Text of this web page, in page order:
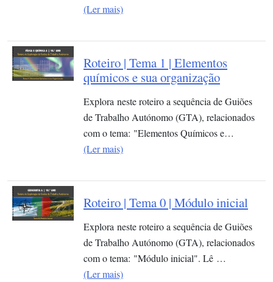
(Ler mais)
Roteiro | Tema 1 | Elementos
químicos e sua organização​
Explora neste roteiro a sequência de Guiões
de Trabalho Autónomo (GTA), relacionados
com o tema: "Elementos Químicos e…
(Ler mais)
Roteiro | Tema 0 | Módulo inicial
Explora neste roteiro a sequência de Guiões
de Trabalho Autónomo (GTA), relacionados
com o tema: "Módulo inicial". Lê …
(Ler mais)